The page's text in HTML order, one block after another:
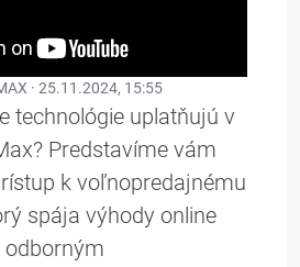
· 25.11.2024, 15:55
technológie uplatňujú v
Predstavíme vám
k voľnopredajnému
spája výhody online
odborným